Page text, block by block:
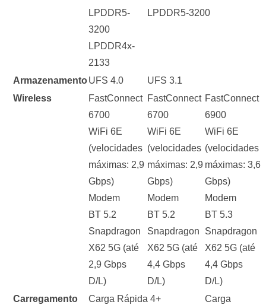
LPDDR5-
3200
LPDDR4x-
2133
LPDDR5-3200
ArmazenamentoUFS 4.0
UFS 3.1
Wireless
FastConnect
6700
WiFi 6E
(velocidades
máximas: 2,9
Gbps)
Modem
BT 5.2
Snapdragon
X62 5G (até
2,9 Gbps
D/L)
FastConnect
6700
WiFi 6E
(velocidades
máximas: 2,9
Gbps)
Modem
BT 5.2
Snapdragon
X62 5G (até
4,4 Gbps
D/L)
FastConnect
6900
WiFi 6E
(velocidades
máximas: 3,6
Gbps)
Modem
BT 5.3
Snapdragon
X62 5G (até
4,4 Gbps
D/L)
Carregamento
Carga Rápida 4+
Carga